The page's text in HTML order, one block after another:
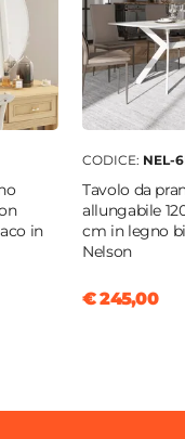
in
CODICE: NEL-
Tavolo da
allungabile
cm in legno
Nelson
€ 245,00